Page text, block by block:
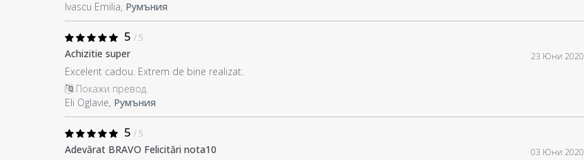
Ivascu Emilia, Румъния
5 / 5
Achizitie super 23 Юни 2020
Excelent cadou. Extrem de bine realizat.
Покажи превод
Eli Oglavie, Румъния
5 / 5
Adevărat BRAVO Felicitări nota10 03 Юни 2020